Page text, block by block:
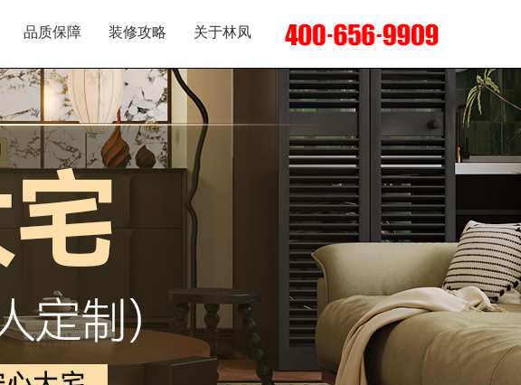
品质保障 装修攻略 关于林凤